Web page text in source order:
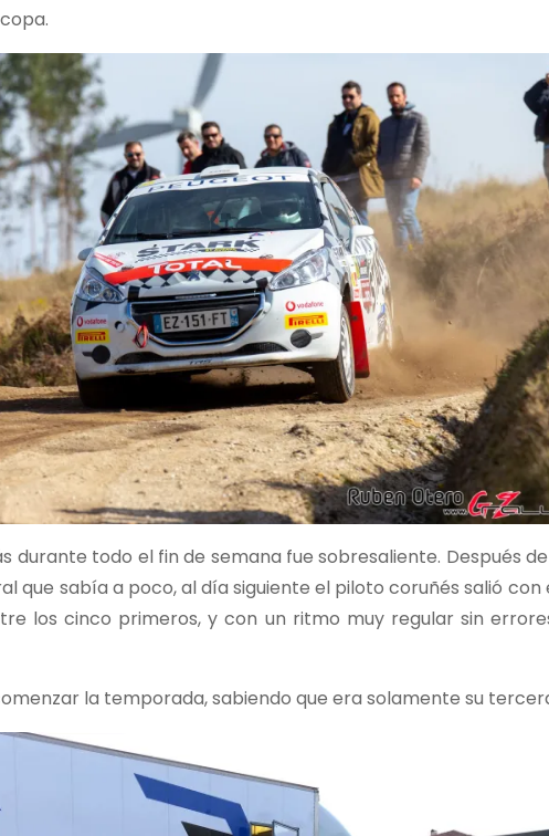
durante todo el fin de semana fue sobresaliente. Después
que sabía a poco, al día siguiente el piloto coruñés salió
los cinco primeros, y con un ritmo muy regular sin
la temporada, sabiendo que era solamente su